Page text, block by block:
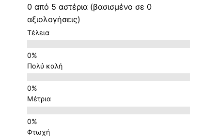
0 από 5 αστέρια (βασισμένο σε 0
αξιολογήσεις)
Τέλεια
Πολύ καλή
Μέτρια
Φτωχή